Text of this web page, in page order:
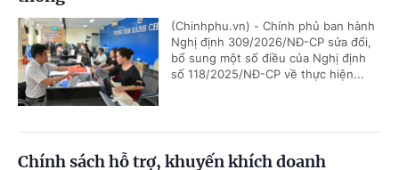
(Chinhphu.vn) - Chính phủ ban hành
Nghị định 309/2026/NĐ-CP sửa đổi,
bổ sung một số điều của Nghị định
số 118/2025/NĐ-CP về thực hiện...
Chính sách hỗ trợ, khuyến khích doanh